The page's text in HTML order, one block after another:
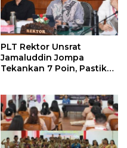
PLT Rektor Unsrat
Jamaluddin Jompa
Tekankan 7 Poin, Pastikan